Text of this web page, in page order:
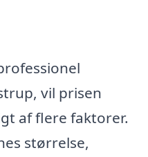
vil prisen
af flere faktorer.
størrelse,